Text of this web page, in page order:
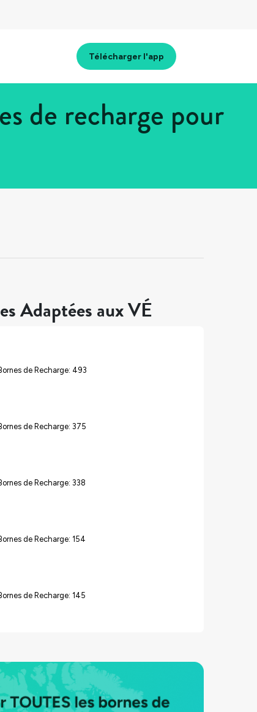
Télécharger l'app
de recharge pour
Adaptées aux VÉ
de Recharge: 493
de Recharge: 375
de Recharge: 338
de Recharge: 154
de Recharge: 145